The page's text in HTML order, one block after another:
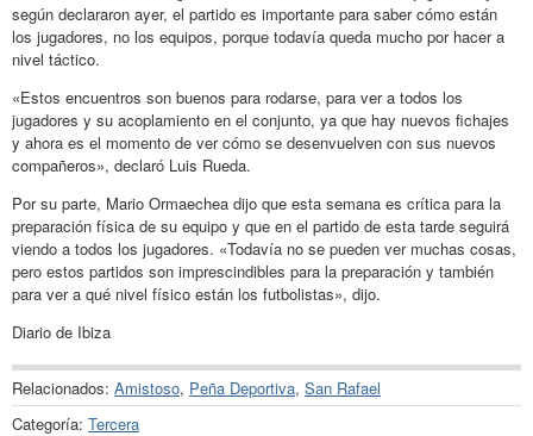
según declararon ayer, el partido es importante para saber cómo están
los jugadores, no los equipos, porque todavía queda mucho por hacer a
nivel táctico.
«Estos encuentros son buenos para rodarse, para ver a todos los
jugadores y su acoplamiento en el conjunto, ya que hay nuevos fichajes
y ahora es el momento de ver cómo se desenvuelven con sus nuevos
compañeros», declaró Luis Rueda.
Por su parte, Mario Ormaechea dijo que esta semana es crítica para la
preparación física de su equipo y que en el partido de esta tarde seguirá
viendo a todos los jugadores. «Todavía no se pueden ver muchas cosas,
pero estos partidos son imprescindibles para la preparación y también
para ver a qué nivel físico están los futbolistas», dijo.
Diario de Ibiza
Relacionados: Amistoso, Peña Deportiva, San Rafael
Categoría: Tercera